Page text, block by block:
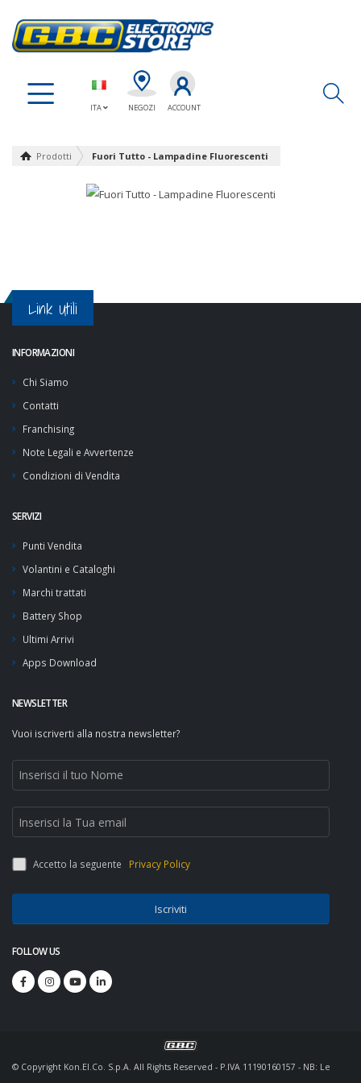
ITA NEGOZI ACCOUNT
Prodotti Fuori Tutto - Lampadine Fluorescenti
Link Utili
INFORMAZIONI
Chi Siamo
Contatti
Franchising
Note Legali e Avvertenze
Condizioni di Vendita
SERVIZI
Punti Vendita
Volantini e Cataloghi
Marchi trattati
Battery Shop
Ultimi Arrivi
Apps Download
NEWSLETTER
Vuoi iscriverti alla nostra newsletter?
Accetto la seguente Privacy Policy
Iscriviti
FOLLOW US
© Copyright Kon.El.Co. S.p.A. All Rights Reserved - P.IVA 11190160157 - NB: Le